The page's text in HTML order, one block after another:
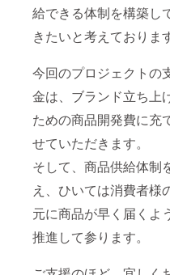
給できる体制を構築し
きたいと考えておりま
今回のプロジェクトの
金は、ブランド立ち上
ための商品開発費に充
せていただきます。
そして、商品供給体制
え、ひいては消費者様
元に商品が早く届くよう
推進して参ります。